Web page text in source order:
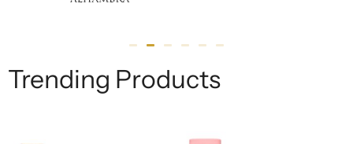
Trending Products